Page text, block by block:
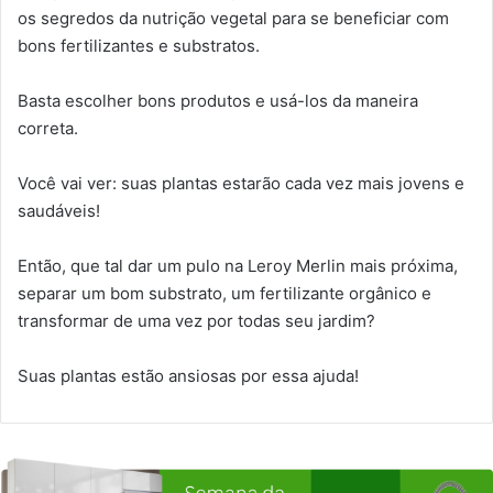
os segredos da nutrição vegetal para se beneficiar com
bons fertilizantes e substratos.
Basta escolher bons produtos e usá-los da maneira
correta.
Você vai ver: suas plantas estarão cada vez mais jovens e
saudáveis!
Então, que tal dar um pulo na Leroy Merlin mais próxima,
separar um bom substrato, um fertilizante orgânico e
transformar de uma vez por todas seu jardim?
Suas plantas estão ansiosas por essa ajuda!